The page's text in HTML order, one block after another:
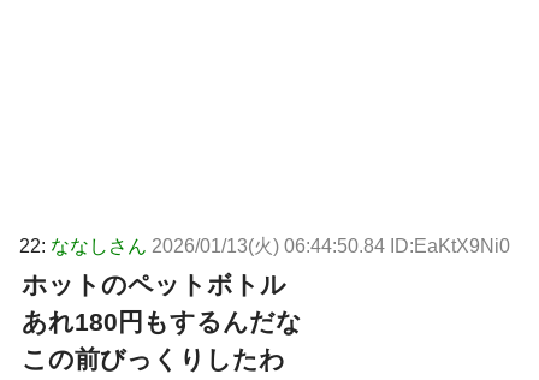
22: ななしさん 2026/01/13(火) 06:44:50.84 ID:EaKtX9Ni0
ホットのペットボトル
あれ180円もするんだな
この前びっくりしたわ